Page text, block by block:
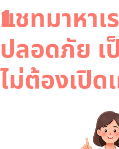
1
แชทมาหาเ
ปลอดภัย เ
ไม่ต้องเปิ